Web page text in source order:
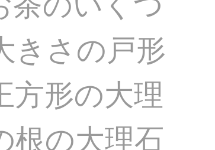
きさの戸形
形の大理
根の大理石